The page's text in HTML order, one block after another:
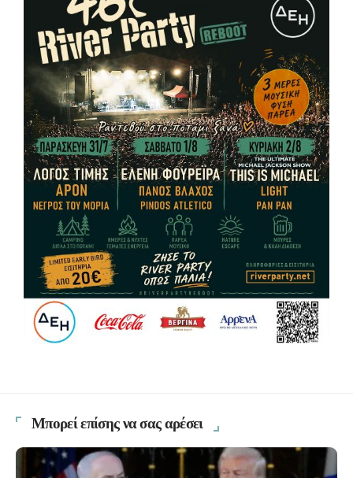
Μπορεί επίσης να σας αρέσει